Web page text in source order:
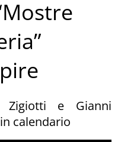
Zigiotti e Gianni
calendario